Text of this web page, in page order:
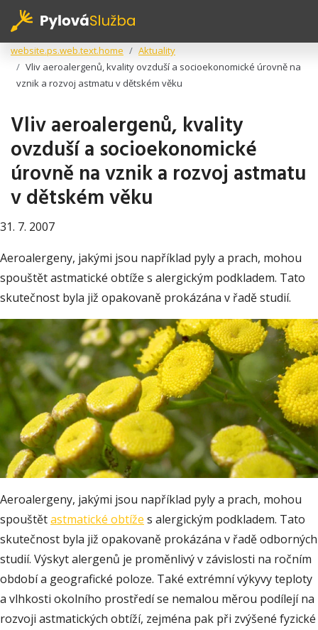
website.ps.web.text.home
Aktuality
Vliv aeroalergenů, kvality ovzduší a socioekonomické úrovně na
vznik a rozvoj astmatu v dětském věku
Vliv aeroalergenů, kvality
ovzduší a socioekonomické
úrovně na vznik a rozvoj astmatu
v dětském věku
31. 7. 2007
Aeroalergeny, jakými jsou například pyly a prach, mohou
spouštět astmatické obtíže s alergickým podkladem. Tato
skutečnost byla již opakovaně prokázána v řadě studií.
Aeroalergeny, jakými jsou například pyly a prach, mohou
spouštětastmatické obtíže s alergickým podkladem. Tato
skutečnost byla již opakovaně prokázána v řadě odborných
studií. Výskyt alergenů je proměnlivý v závislosti na ročním
období a geografické poloze. Také extrémní výkyvy teploty
a vlhkosti okolního prostředí se nemalou měrou podílejí na
rozvoji astmatických obtíží, zejména pak při zvýšené fyzické